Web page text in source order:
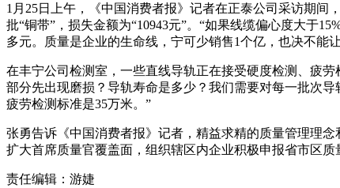
1月25日上午，《中国消费者报》记者在正泰公司采访期间
批“铜带”，损失金额为“10943元”。“如果线缆偏心度大于
多元。质量是企业的生命线，宁可少销售1个亿，也决不能
在丰宁公司检测室，一些直线导轨正在接受硬度检测、疲
部分先出现磨损？导轨寿命是多少？我们需要对每一批次
疲劳检测标准是35万米。”
张勇告诉《中国消费者报》记者，精益求精的质量管理理
扩大首席质量官覆盖面，组织辖区内企业积极申报省市区
责任编辑：游婕